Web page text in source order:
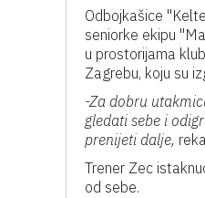
Odbojkašice
seniorke ekipu
u prostorijama
Zagrebu, koju su
-Za dobru
gledati sebe i
prenijeti dalje,
Trener Zec
od sebe.